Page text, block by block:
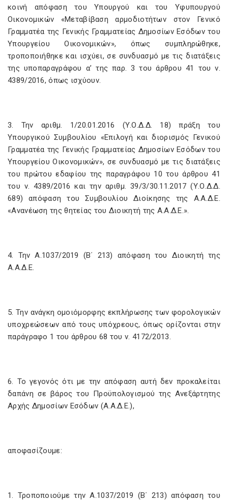
κοινή απόφαση του Υπουργού και του Υφυπουργού
Οικονομικών «Μεταβίβαση αρμοδιοτήτων στον Γενικό
Γραμματέα της Γενικής Γραμματείας Δημοσίων Εσόδων του
Υπουργείου Οικονομικών», όπως συμπληρώθηκε,
τροποποιήθηκε και ισχύει, σε συνδυασμό με τις διατάξεις
της υποπαραγράφου α’ της παρ. 3 του άρθρου 41 του ν.
4389/2016, όπως ισχύουν.
3. Την αριθμ. 1/20.01.2016 (Υ.Ο.Δ.Δ. 18) πράξη του
Υπουργικού Συμβουλίου «Επιλογή και διορισμός Γενικού
Γραμματέα της Γενικής Γραμματείας Δημοσίων Εσόδων του
Υπουργείου Οικονομικών», σε συνδυασμό με τις διατάξεις
του πρώτου εδαφίου της παραγράφου 10 του άρθρου 41
του ν. 4389/2016 και την αριθμ. 39/3/30.11.2017 (Υ.Ο.Δ.Δ.
689) απόφαση του Συμβουλίου Διοίκησης της Α.Α.Δ.Ε.
«Ανανέωση της θητείας του Διοικητή της Α.Α.Δ.Ε.».
4. Την Α.1037/2019 (Β΄ 213) απόφαση του Διοικητή της
Α.Α.Δ.Ε.
5. Την ανάγκη ομοιόμορφης εκπλήρωσης των φορολογικών
υποχρεώσεων από τους υπόχρεους, όπως ορίζονται στην
παράγραφο 1 του άρθρου 68 του ν. 4172/2013.
6. Το γεγονός ότι με την απόφαση αυτή δεν προκαλείται
δαπάνη σε βάρος του Προϋπολογισμού της Ανεξάρτητης
Αρχής Δημοσίων Εσόδων (Α.Α.Δ.Ε.),
αποφασίζουμε:
1. Τροποποιούμε την Α.1037/2019 (Β΄ 213) απόφαση του